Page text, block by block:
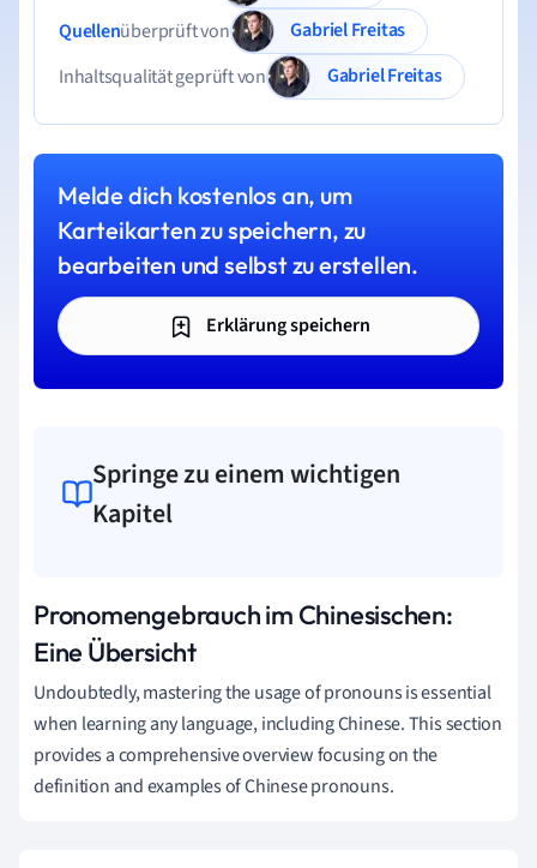
Quellenüberprüft von
Gabriel Freitas
Inhaltsqualität geprüft von
Gabriel Freitas
Melde dich kostenlos an, um
Karteikarten zu speichern, zu
bearbeiten und selbst zu erstellen.
Erklärung speichern
Springe zu einem wichtigen
Kapitel
Pronomengebrauch im Chinesischen:
Eine Übersicht
Undoubtedly, mastering the usage of pronouns is essential
when learning any language, including Chinese. This section
provides a comprehensive overview focusing on the
definition and examples of Chinese pronouns.